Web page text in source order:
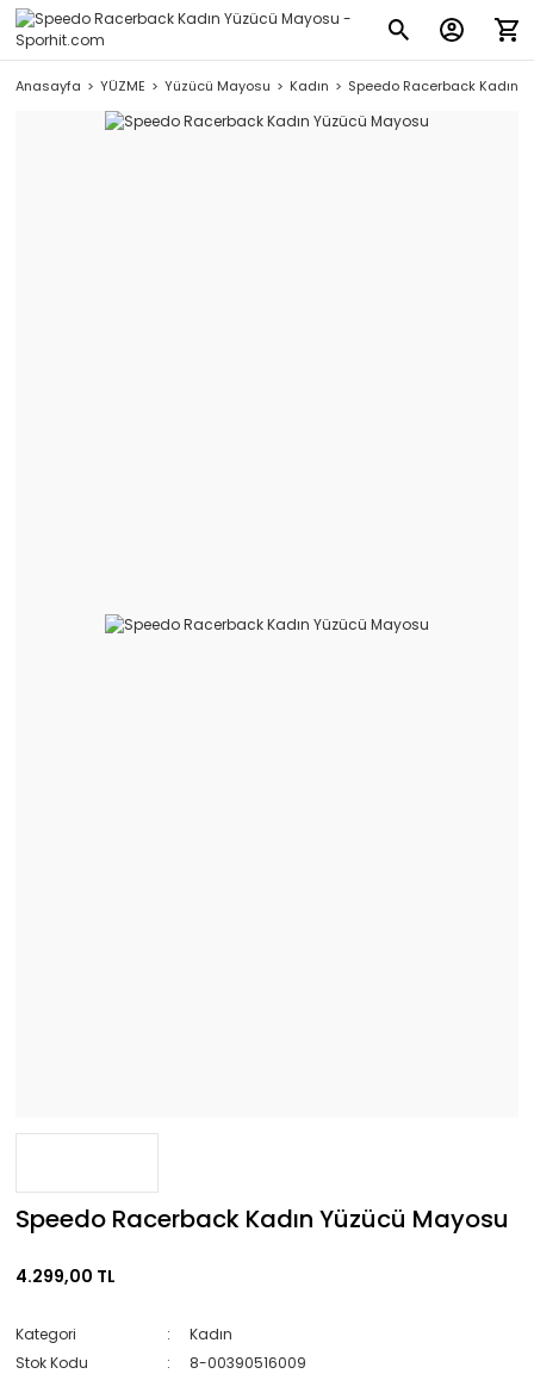
Anasayfa YÜZME Yüzücü Mayosu Kadın Speedo Racerback Kadın
Speedo Racerback Kadın Yüzücü Mayosu
4.299,00 TL
Kategori
Kadın
Stok Kodu
8-00390516009